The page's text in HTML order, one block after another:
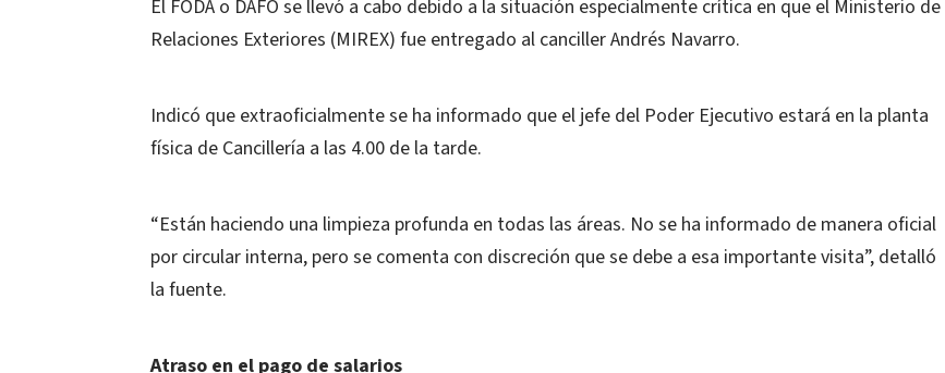
El FODA o DAFO se llevó a cabo debido a la situación especialmente crítica en que el Ministerio de
Relaciones Exteriores (MIREX) fue entregado al canciller Andrés Navarro.
Indicó que extraoficialmente se ha informado que el jefe del Poder Ejecutivo estará en la planta
física de Cancillería a las 4.00 de la tarde.
“Están haciendo una limpieza profunda en todas las áreas. No se ha informado de manera oficial
por circular interna, pero se comenta con discreción que se debe a esa importante visita”, detalló
la fuente.
Atraso en el pago de salarios